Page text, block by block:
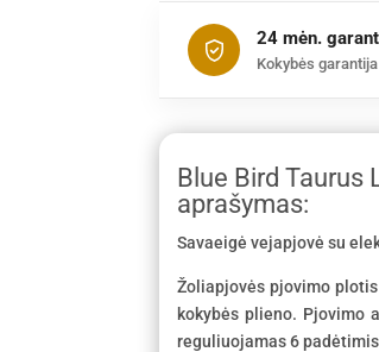
24 mėn.
Kokybės garantija
Blue Bird Taurus
aprašymas:
Savaeigė vejapjovė su
Žoliapjovės pjovimo
kokybės plieno. Pjovimo
reguliuojamas 6